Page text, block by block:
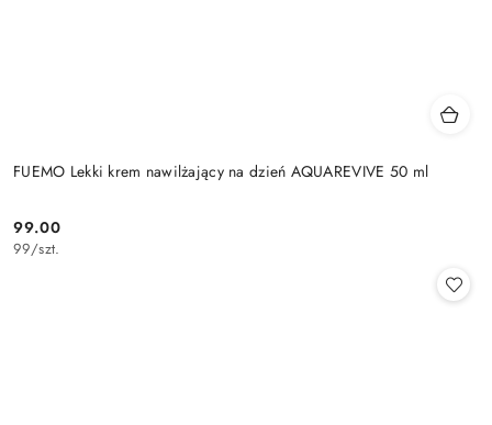
FUEMO Lekki krem nawilżający na dzień AQUAREVIVE 50 ml
Cena:
99.00
99/szt.